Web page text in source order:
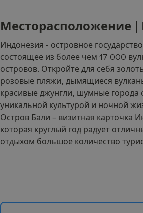
Месторасположение
Индонезия - островное
состоящее из более чем 17 000
островов. Откройте для себя
розовые пляжи, дымящиеся
красивые джунгли, шумные города
уникальной культурой и ночной
Остров Бали – визитная карточка
которая круглый год радует
отдыхом большое количество